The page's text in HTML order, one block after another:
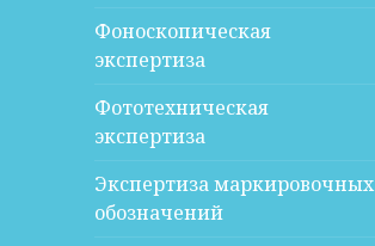
Фоноскопическая
экспертиза
Фототехническая
экспертиза
Экспертиза маркировочных
обозначений